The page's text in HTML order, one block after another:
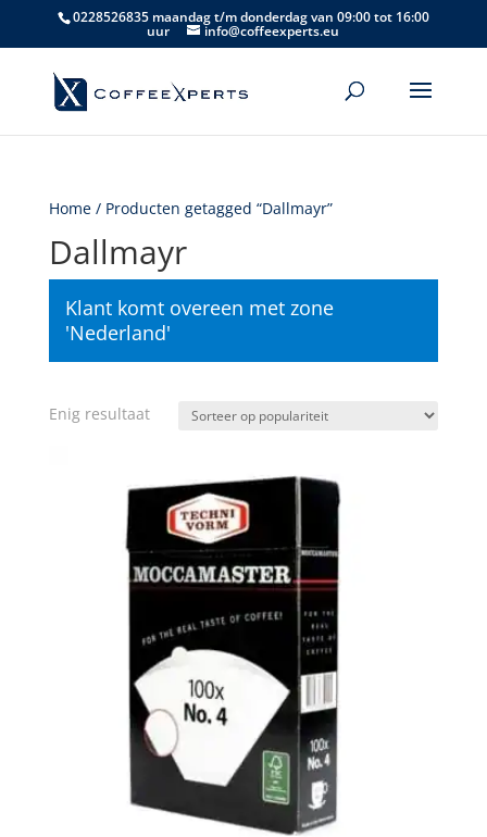
0228526835 maandag t/m donderdag van 09:00 tot 16:00
uur info@coffeexperts.eu
Home/ Producten getagged “Dallmayr”
Dallmayr
Klant komt overeen met zone
'Nederland'
Enig resultaat